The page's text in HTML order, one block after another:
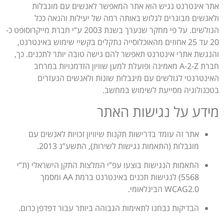
אתר אינטרנט נגיש הוא אתר המאפשר לאנשים עם מוגבלות
ולאנשים מבוגרים לגלוש באותה רמה של יעילות והנאה ככל
הגולשים. על פי מחקר שנערך בשנת 2003 ע”י חברת מייקרוסופט כ-
20 עד 25 אחוזים מהאוכלוסייה נתקלים בקשיי שימוש באינטרנט,
והנגשת אתרי אינטרנט תאפשר להם גישה טובה יותר לתכנים. כך,
חברת A-2-Z מאמינה ופועלת למען שוויון הזדמנויות במרחב
האינטרנטי לגולשים עם מיגבלות שונות ולאנשים הנעזרים
בטכנולוגיה מסייעת לשימוש במחשב.
מידע על נגישות האתר
אתר זה עומד בדרישות תקנות שיוויון זכויות לאנשים עם
מוגבלות (התאמות נגישות לשירות), התשע”ג 2013.
התאמות הנגישות בוצעו עפ”י המלצות התקן הישראלי (ת”י
5568) לנגישות תכנים באינטרנט ברמת AA ומסמך
WCAG2.0 הבינלאומי.
הבדיקות נבחנו לתאימות הגבוהה ביותר עבור דפדפן כרום.